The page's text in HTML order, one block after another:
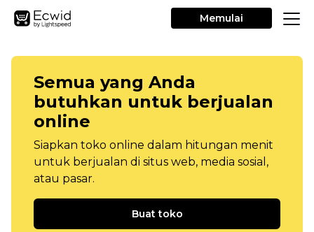
Memulai
Semua yang Anda
butuhkan untuk berjualan
online
Siapkan toko online dalam hitungan menit
untuk berjualan di situs web, media sosial,
atau pasar.
Buat toko